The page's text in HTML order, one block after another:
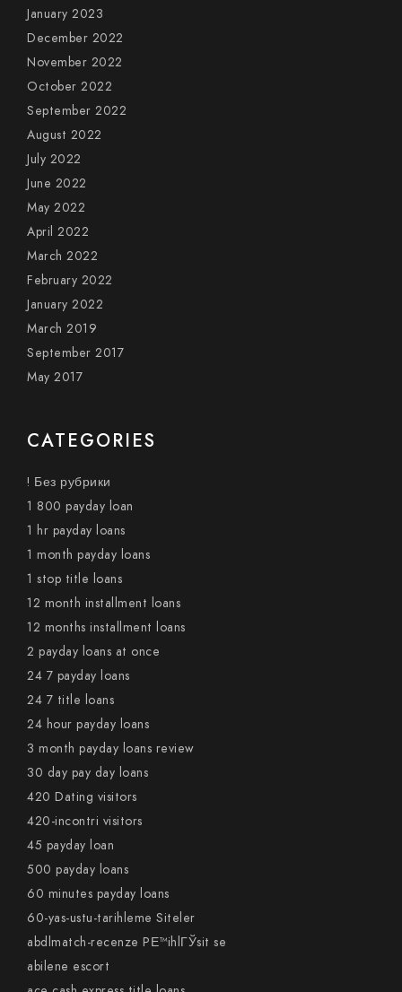
January 2023
December 2022
November 2022
October 2022
September 2022
August 2022
July 2022
June 2022
May 2022
April 2022
March 2022
February 2022
January 2022
March 2019
September 2017
May 2017
CATEGORIES
! Без рубрики
1 800 payday loan
1 hr payday loans
1 month payday loans
1 stop title loans
12 month installment loans
12 months installment loans
2 payday loans at once
24 7 payday loans
24 7 title loans
24 hour payday loans
3 month payday loans review
30 day pay day loans
420 Dating visitors
420-incontri visitors
45 payday loan
500 payday loans
60 minutes payday loans
60-yas-ustu-tarihleme Siteler
abdlmatch-recenze PЕ™ihlГЎsit se
abilene escort